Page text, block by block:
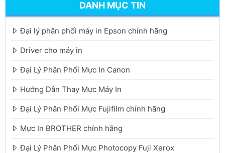
DANH MỤC TIN
Đại lý phân phối máy in Epson chính hãng
Driver cho máy in
Đại Lý Phân Phối Mực In Canon
Hướng Dẫn Thay Mực Máy In
Đại Lý Phân Phối Mực Fujifilm chính hãng
Mực In BROTHER chính hãng
Đại Lý Phân Phối Mực Photocopy Fuji Xerox